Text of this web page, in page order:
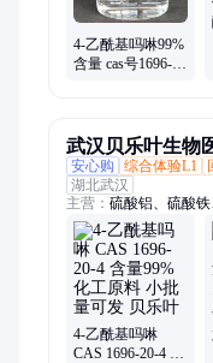
4-乙酰基吗啉99%
含量 cas号1696-
武汉贝乐叶生物
安心购
综合体验L1
湖北武汉
主营： 硫酸铝、硫酸铁
硫氰基甲烷、甲基天
乳清酸锂、分析试剂
色液体、化工催化剂
草酸二水合物、三硫
硫脲类促进剂
4-乙酰基吗啉
CAS 1696-20-4 含